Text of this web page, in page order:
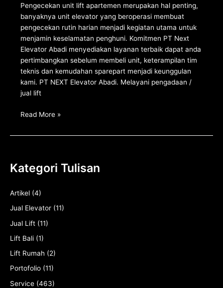
Pengecekan unit lift apartemen merupakan hal penting,
banyaknya unit elevator yang beroperasi membuat
pengecekan rutin harian menjadi kegiatan utama untuk
menjamin keselamatan penghuni. Komitmen PT Next
Elevator Abadi menyediakan layanan terbaik dapat anda
pertimbangkan sebelum membeli unit, keterampilan tim
teknis dan kemudahan sparepart menjadi keunggulan
kami. PT NEXT Elevator Abadi. Melayani pengadaan /
jual lift
Read More »
Kategori Tulisan
Artikel (4)
Jual Elevator (11)
Jual Lift (11)
Lift Bali (1)
Lift Rumah (2)
Portofolio (11)
Service (463)